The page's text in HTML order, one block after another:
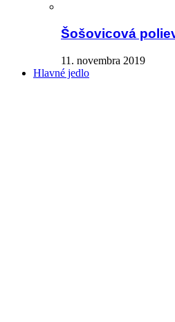
Šošovicová
11. novembra 2019
Hlavné jedlo